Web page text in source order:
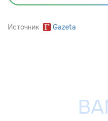
Источник Gazeta